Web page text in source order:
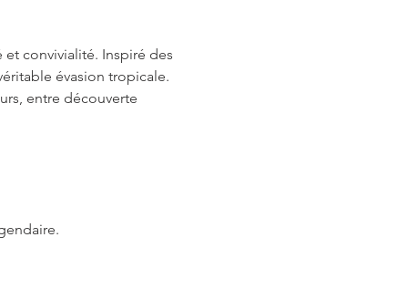
convivialité. Inspiré des
évasion tropicale.
entre découverte